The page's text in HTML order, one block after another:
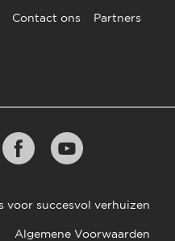
Contact ons Partners
voor succesvol verhuizen
Algemene Voorwaarden